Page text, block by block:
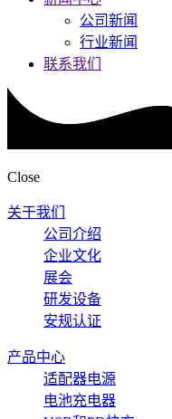
公司新闻
行业新闻
联系我们
Close
关于我们
公司介绍
企业文化
展会
研发设备
安规认证
产品中心
适配器电源
电池充电器